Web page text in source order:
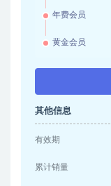
年费会员
黄金会员
其他信息
有效期
累计销量